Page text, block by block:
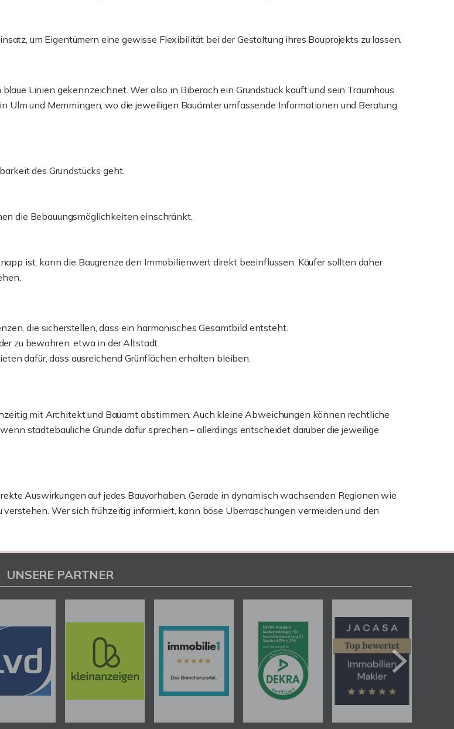
um Eigentümern eine gewisse Flexibilität bei der Gestaltung ihres Bauprojekts zu lassen.
Linien gekennzeichnet. Wer also in Biberach ein Grundstück kauft und sein Traumhaus
Ulm und Memmingen, wo die jeweiligen Bauämter umfassende Informationen und Beratung
des Grundstücks geht.
die Bebauungsmöglichkeiten einschränkt.
ist, kann die Baugrenze den Immobilienwert direkt beeinflussen. Käufer sollten daher
die sicherstellen, dass ein harmonisches Gesamtbild entsteht.
zu bewahren, etwa in der Altstadt.
dafür, dass ausreichend Grünflächen erhalten bleiben.
mit Architekt und Bauamt abstimmen. Auch kleine Abweichungen können rechtliche
städtebauliche Gründe dafür sprechen – allerdings entscheidet darüber die jeweilige
Auswirkungen auf jedes Bauvorhaben. Gerade in dynamisch wachsenden Regionen wie
Wer sich frühzeitig informiert, kann böse Überraschungen vermeiden und den
UNSERE PARTNER